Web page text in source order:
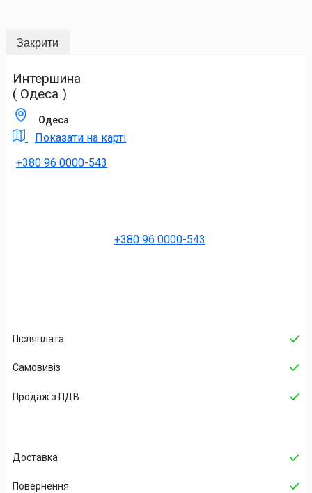
Закрити
Интершина
( Одеса )
Одеса
Показати на карті
+380 96 0000-543
+380 96 0000-543
Післяплата
Самовивіз
Продаж з ПДВ
Доставка
Повернення